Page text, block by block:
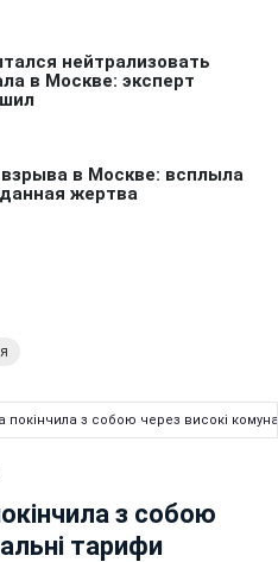
покінчила з собою через високі
з собою
тарифи